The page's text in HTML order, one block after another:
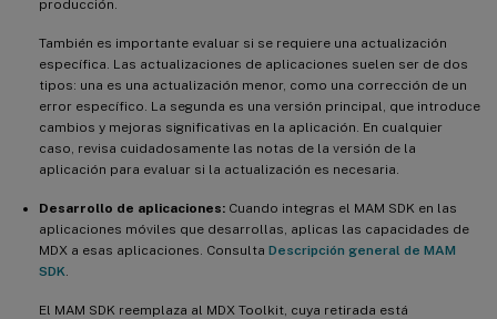
producción.
También es importante evaluar si se requiere una actualización
específica. Las actualizaciones de aplicaciones suelen ser de dos
tipos: una es una actualización menor, como una corrección de un
error específico. La segunda es una versión principal, que introduce
cambios y mejoras significativas en la aplicación. En cualquier
caso, revisa cuidadosamente las notas de la versión de la
aplicación para evaluar si la actualización es necesaria.
Desarrollo de aplicaciones: Cuando integras el MAM SDK en las
aplicaciones móviles que desarrollas, aplicas las capacidades de
MDX a esas aplicaciones. Consulta Descripción general de MAM
SDK
El MAM SDK reemplaza al MDX Toolkit, cuya retirada está